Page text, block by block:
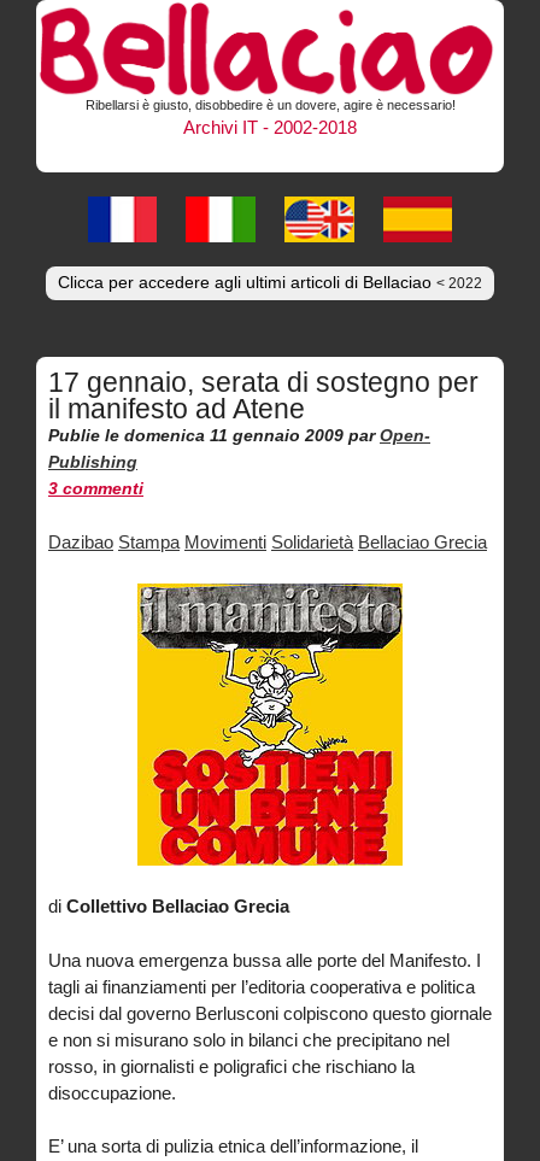
Ribellarsi è giusto, disobbedire è un dovere, agire è necessario!
Archivi IT - 2002-2018
Clicca per accedere agli ultimi articoli di Bellaciao < 2022
17 gennaio, serata di sostegno per
il manifesto ad Atene
Publie le domenica 11 gennaio 2009 par Open-
Publishing
3 commenti
Dazibao Stampa Movimenti Solidarietà Bellaciao Grecia
di Collettivo Bellaciao Grecia
Una nuova emergenza bussa alle porte del Manifesto. I
tagli ai finanziamenti per l’editoria cooperativa e politica
decisi dal governo Berlusconi colpiscono questo giornale
e non si misurano solo in bilanci che precipitano nel
rosso, in giornalisti e poligrafici che rischiano la
disoccupazione.
E’ una sorta di pulizia etnica dell’informazione, il